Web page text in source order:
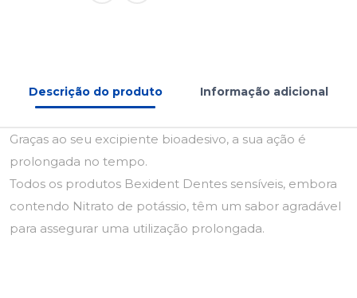
Descrição do produto Informação adicional
Graças ao seu excipiente bioadesivo, a sua ação é
prolongada no tempo.
Todos os produtos Bexident Dentes sensíveis, embora
contendo Nitrato de potássio, têm um sabor agradável
para assegurar uma utilização prolongada.